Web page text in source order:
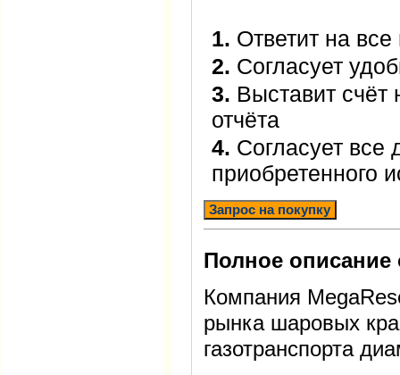
1. Ответит на
2. Согласует
3. Выставит счёт
отчёта
4. Согласует все
приобретенного
Запрос на покупку
Полное описание
Компания
рынка шаровых
газотранспорта